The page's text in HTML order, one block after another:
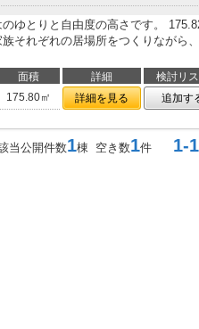
ゆとりと自由度の高さです。
それぞれの居場所をつくりながら
面積 詳細
検討リス
175.80㎡ 詳細を見る 追加す
当公開件数1棟 空き数1件 1-1